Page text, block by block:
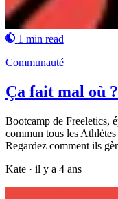
1 min read
Communauté
Ça fait mal où ?
Bootcamp de Freeletics,
commun tous les
Regardez comment ils
Kate · il y a 4 ans